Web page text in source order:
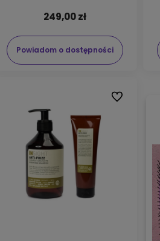
249,00 zł
Powiadom o dostępności
Do ulubionych